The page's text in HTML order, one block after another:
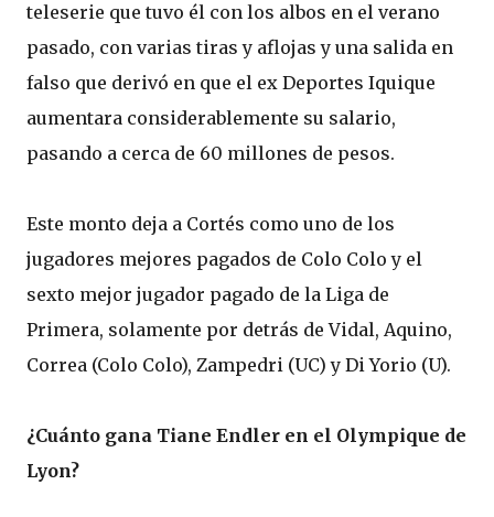
teleserie que tuvo él con los albos en el verano
pasado, con varias tiras y aflojas y una salida en
falso que derivó en que el ex Deportes Iquique
aumentara considerablemente su salario,
pasando a cerca de 60 millones de pesos.
Este monto deja a Cortés como uno de los
jugadores mejores pagados de Colo Colo y el
sexto mejor jugador pagado de la Liga de
Primera, solamente por detrás de Vidal, Aquino,
Correa (Colo Colo), Zampedri (UC) y Di Yorio (U).
¿Cuánto gana Tiane Endler en el Olympique de
Lyon?